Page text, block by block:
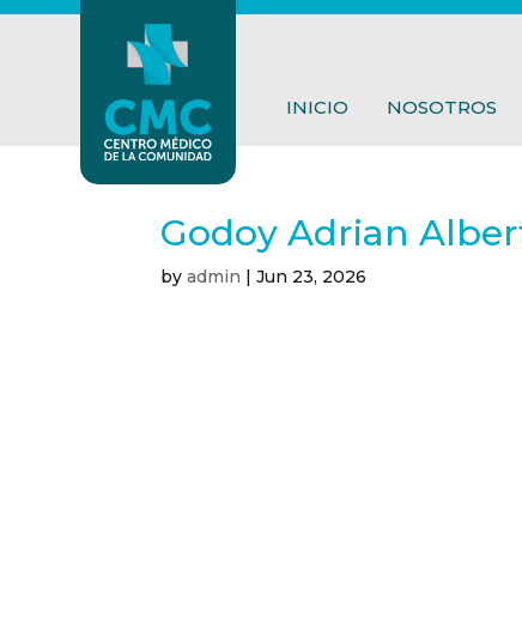
INICIO NOSOTROS
Godoy Adrian
byadmin |Jun 23, 2026